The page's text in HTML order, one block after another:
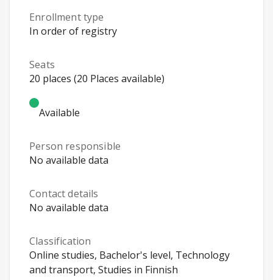
Enrollment type
In order of registry
Seats
20 places (20 Places available)
Available
Person responsible
No available data
Contact details
No available data
Classification
Online studies, Bachelor's level, Technology
and transport, Studies in Finnish